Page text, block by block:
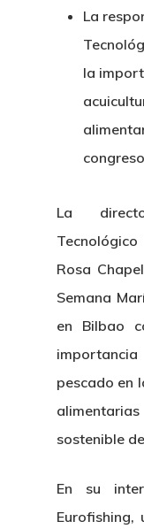
La
la
La
Tecnológico
Rosa
Semana
en Bilbao
pescado en
sostenible
En su